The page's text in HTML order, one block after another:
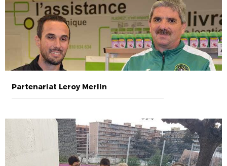
Partenariat Leroy Merlin